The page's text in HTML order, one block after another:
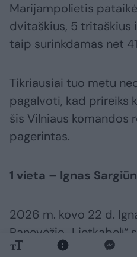
Marijampolietis
dvitaškius, 5 tritaškius
taip surinkdamas net
Tikriausiai tuo metu
pagalvoti, kad prireiks
šis Vilniaus komandos
pagerintas.
1 vieta – Ignas
2026 m. kovo 22 d.
Panevėžio „Lietkabelį“
„Ryto“ rezultatyvumo